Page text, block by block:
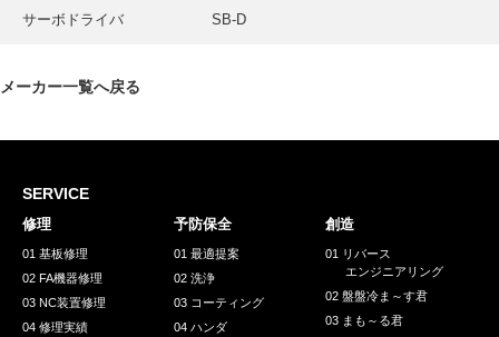
サーボドライバ SB-D
メーカー一覧へ戻る
SERVICE
修理
01 基板修理
02 FA機器修理
03 NC装置修理
04 修理実績
予防保全
01 最適提案
02 洗浄
03 コーティング
04 ハンダ
創造
01 リバース
エンジニアリング
02 盤盤冷ま～す君
03 まも～る君